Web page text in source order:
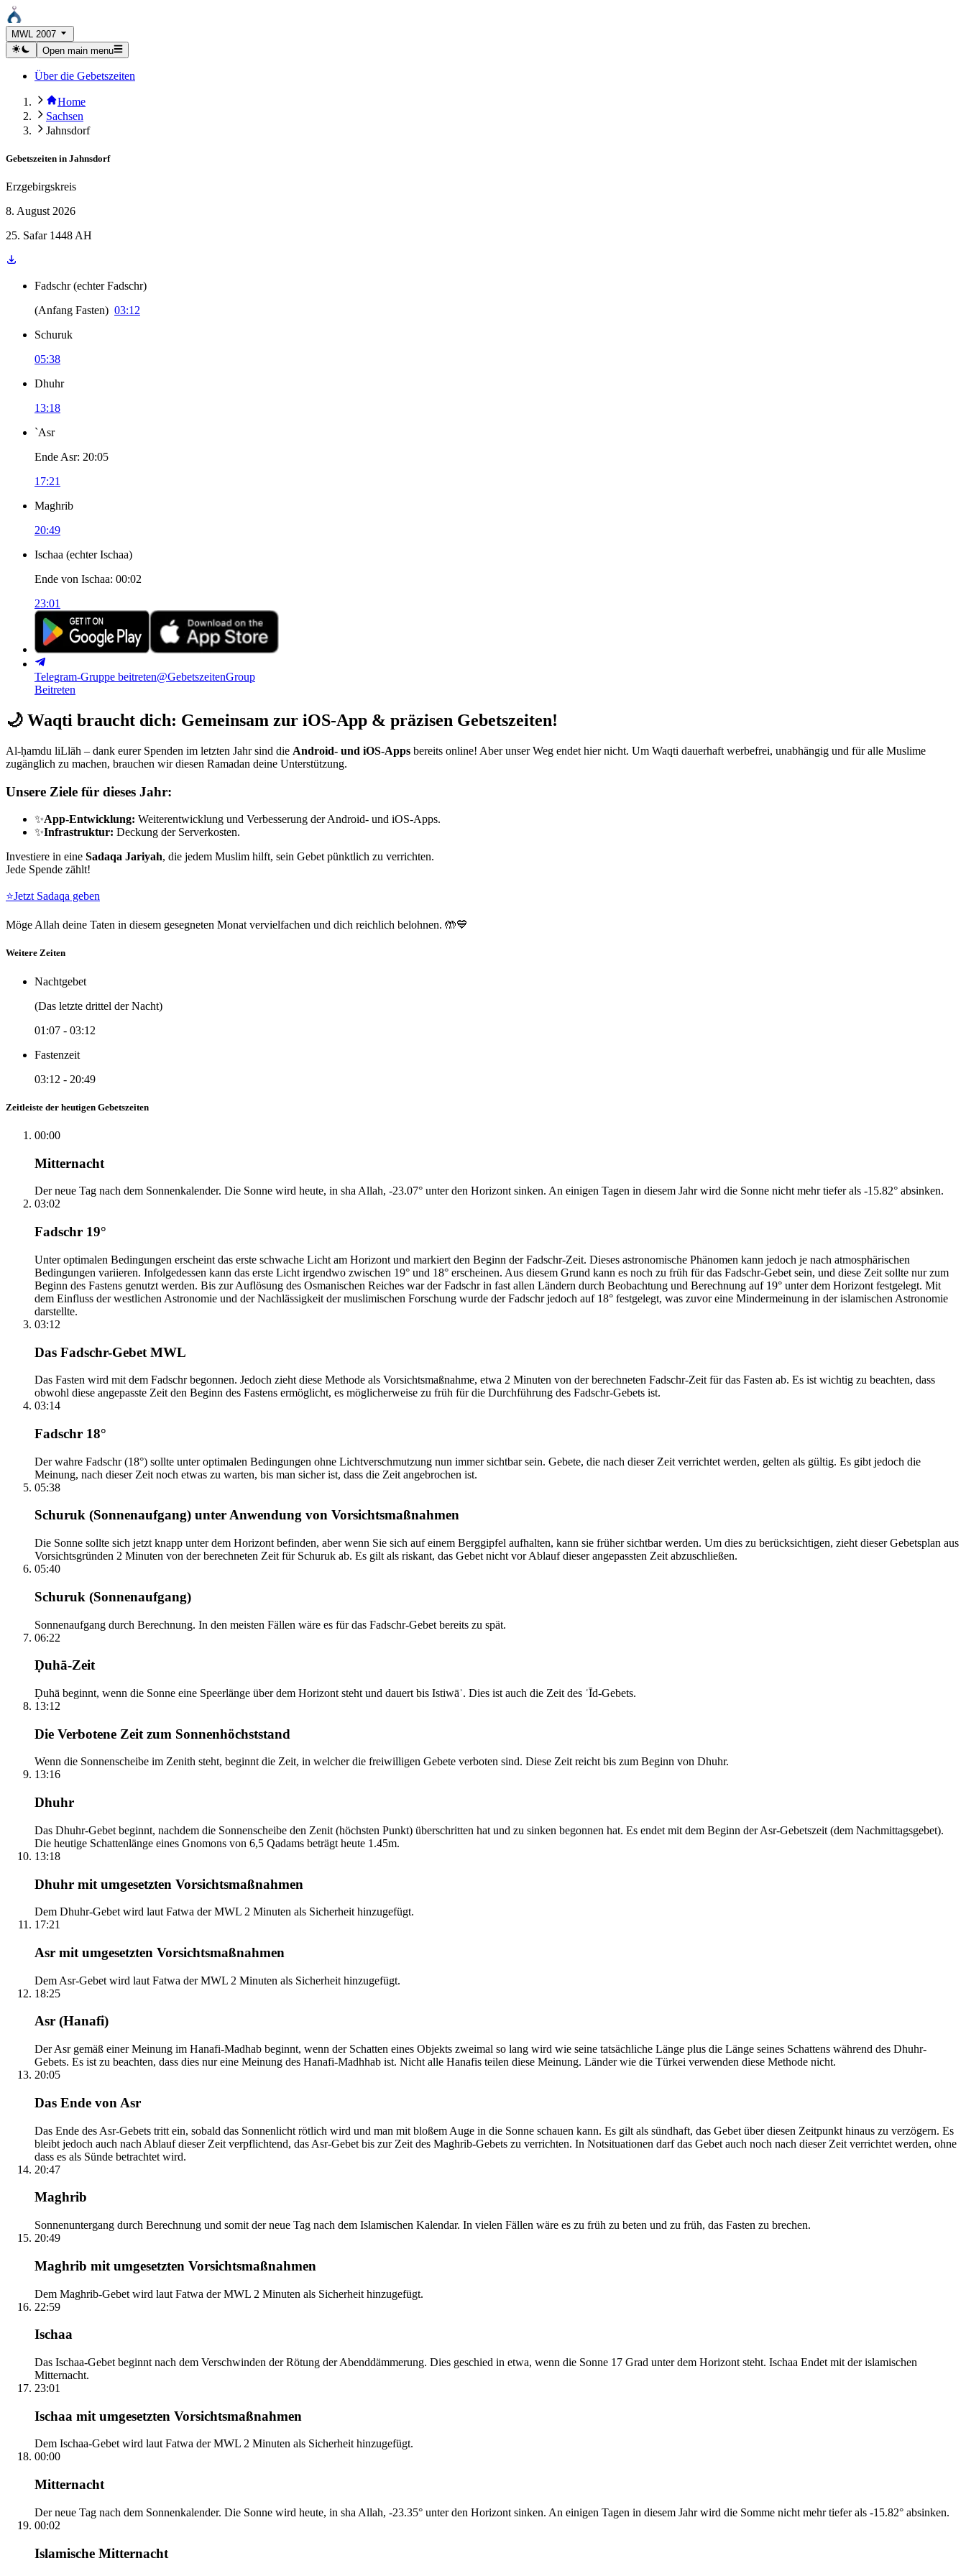
MWL 2007
Open main menu
Über die Gebetszeiten
Home
Sachsen
Jahnsdorf
Gebetszeiten in Jahnsdorf
Erzgebirgskreis
8. August 2026
25. Safar 1448 AH
Fadschr (echter Fadschr)
(Anfang Fasten) 03:12
Schuruk
05:38
Dhuhr
13:18
`Asr
Ende Asr: 20:05
17:21
Maghrib
20:49
Ischaa (echter Ischaa)
Ende von Ischaa: 00:02
23:01
Telegram-Gruppe beitreten@GebetszeitenGroup
Beitreten
🌙 Waqti braucht dich: Gemeinsam zur iOS-App & präzisen Gebetszeiten!
Al-ḥamdu liLlāh – dank eurer Spenden im letzten Jahr sind die Android- und iOS-Apps bereits online! Aber unser Weg endet hier nicht. Um Waqti dauerhaft werbefrei, unabhängig und für alle Muslime
zugänglich zu machen, brauchen wir diesen Ramadan deine Unterstützung.
Unsere Ziele für dieses Jahr:
✨App-Entwicklung: Weiterentwicklung und Verbesserung der Android- und iOS-Apps.
✨Infrastruktur: Deckung der Serverkosten.
Investiere in eine Sadaqa Jariyah, die jedem Muslim hilft, sein Gebet pünktlich zu verrichten.
Jede Spende zählt!
⭐Jetzt Sadaqa geben
Möge Allah deine Taten in diesem gesegneten Monat vervielfachen und dich reichlich belohnen. 🤲💙
Weitere Zeiten
Nachtgebet
(Das letzte drittel der Nacht)
01:07 - 03:12
Fastenzeit
03:12 - 20:49
Zeitleiste der heutigen Gebetszeiten
00:00
Mitternacht
Der neue Tag nach dem Sonnenkalender. Die Sonne wird heute, in sha Allah, -23.07° unter den Horizont sinken. An einigen Tagen in diesem Jahr wird die Sonne nicht mehr tiefer als -15.82° absinken.
03:02
Fadschr 19°
Unter optimalen Bedingungen erscheint das erste schwache Licht am Horizont und markiert den Beginn der Fadschr-Zeit. Dieses astronomische Phänomen kann jedoch je nach atmosphärischen
Bedingungen variieren. Infolgedessen kann das erste Licht irgendwo zwischen 19° und 18° erscheinen. Aus diesem Grund kann es noch zu früh für das Fadschr-Gebet sein, und diese Zeit sollte nur zum
Beginn des Fastens genutzt werden. Bis zur Auflösung des Osmanischen Reiches war der Fadschr in fast allen Ländern durch Beobachtung und Berechnung auf 19° unter dem Horizont festgelegt. Mit
dem Einfluss der westlichen Astronomie und der Nachlässigkeit der muslimischen Forschung wurde der Fadschr jedoch auf 18° festgelegt, was zuvor eine Mindermeinung in der islamischen Astronomie
darstellte.
03:12
Das Fadschr-Gebet MWL
Das Fasten wird mit dem Fadschr begonnen. Jedoch zieht diese Methode als Vorsichtsmaßnahme, etwa 2 Minuten von der berechneten Fadschr-Zeit für das Fasten ab. Es ist wichtig zu beachten, dass
obwohl diese angepasste Zeit den Beginn des Fastens ermöglicht, es möglicherweise zu früh für die Durchführung des Fadschr-Gebets ist.
03:14
Fadschr 18°
Der wahre Fadschr (18°) sollte unter optimalen Bedingungen ohne Lichtverschmutzung nun immer sichtbar sein. Gebete, die nach dieser Zeit verrichtet werden, gelten als gültig. Es gibt jedoch die
Meinung, nach dieser Zeit noch etwas zu warten, bis man sicher ist, dass die Zeit angebrochen ist.
05:38
Schuruk (Sonnenaufgang) unter Anwendung von Vorsichtsmaßnahmen
Die Sonne sollte sich jetzt knapp unter dem Horizont befinden, aber wenn Sie sich auf einem Berggipfel aufhalten, kann sie früher sichtbar werden. Um dies zu berücksichtigen, zieht dieser Gebetsplan aus
Vorsichtsgründen 2 Minuten von der berechneten Zeit für Schuruk ab. Es gilt als riskant, das Gebet nicht vor Ablauf dieser angepassten Zeit abzuschließen.
05:40
Schuruk (Sonnenaufgang)
Sonnenaufgang durch Berechnung. In den meisten Fällen wäre es für das Fadschr-Gebet bereits zu spät.
06:22
Ḍuhā-Zeit
Ḍuhā beginnt, wenn die Sonne eine Speerlänge über dem Horizont steht und dauert bis Istiwāʾ. Dies ist auch die Zeit des ʿĪd-Gebets.
13:12
Die Verbotene Zeit zum Sonnenhöchststand
Wenn die Sonnenscheibe im Zenith steht, beginnt die Zeit, in welcher die freiwilligen Gebete verboten sind. Diese Zeit reicht bis zum Beginn von Dhuhr.
13:16
Dhuhr
Das Dhuhr-Gebet beginnt, nachdem die Sonnenscheibe den Zenit (höchsten Punkt) überschritten hat und zu sinken begonnen hat. Es endet mit dem Beginn der Asr-Gebetszeit (dem Nachmittagsgebet).
Die heutige Schattenlänge eines Gnomons von 6,5 Qadams beträgt heute 1.45m.
13:18
Dhuhr mit umgesetzten Vorsichtsmaßnahmen
Dem Dhuhr-Gebet wird laut Fatwa der MWL 2 Minuten als Sicherheit hinzugefügt.
17:21
Asr mit umgesetzten Vorsichtsmaßnahmen
Dem Asr-Gebet wird laut Fatwa der MWL 2 Minuten als Sicherheit hinzugefügt.
18:25
Asr (Hanafi)
Der Asr gemäß einer Meinung im Hanafi-Madhab beginnt, wenn der Schatten eines Objekts zweimal so lang wird wie seine tatsächliche Länge plus die Länge seines Schattens während des Dhuhr-
Gebets. Es ist zu beachten, dass dies nur eine Meinung des Hanafi-Madhhab ist. Nicht alle Hanafis teilen diese Meinung. Länder wie die Türkei verwenden diese Methode nicht.
20:05
Das Ende von Asr
Das Ende des Asr-Gebets tritt ein, sobald das Sonnenlicht rötlich wird und man mit bloßem Auge in die Sonne schauen kann. Es gilt als sündhaft, das Gebet über diesen Zeitpunkt hinaus zu verzögern. Es
bleibt jedoch auch nach Ablauf dieser Zeit verpflichtend, das Asr-Gebet bis zur Zeit des Maghrib-Gebets zu verrichten. In Notsituationen darf das Gebet auch noch nach dieser Zeit verrichtet werden, ohne
dass es als Sünde betrachtet wird.
20:47
Maghrib
Sonnenuntergang durch Berechnung und somit der neue Tag nach dem Islamischen Kalendar. In vielen Fällen wäre es zu früh zu beten und zu früh, das Fasten zu brechen.
20:49
Maghrib mit umgesetzten Vorsichtsmaßnahmen
Dem Maghrib-Gebet wird laut Fatwa der MWL 2 Minuten als Sicherheit hinzugefügt.
22:59
Ischaa
Das Ischaa-Gebet beginnt nach dem Verschwinden der Rötung der Abenddämmerung. Dies geschied in etwa, wenn die Sonne 17 Grad unter dem Horizont steht. Ischaa Endet mit der islamischen
Mitternacht.
23:01
Ischaa mit umgesetzten Vorsichtsmaßnahmen
Dem Ischaa-Gebet wird laut Fatwa der MWL 2 Minuten als Sicherheit hinzugefügt.
00:00
Mitternacht
Der neue Tag nach dem Sonnenkalender. Die Sonne wird heute, in sha Allah, -23.35° unter den Horizont sinken. An einigen Tagen in diesem Jahr wird die Somme nicht mehr tiefer als -15.82° absinken.
00:02
Islamische Mitternacht